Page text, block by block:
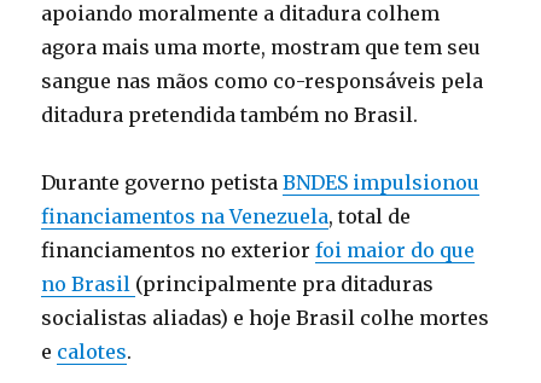
apoiando moralmente a ditadura colhem
agora mais uma morte, mostram que tem seu
sangue nas mãos como co-responsáveis pela
ditadura pretendida também no Brasil.
Durante governo petistaBNDES impulsionou
financiamentos na Venezuela, total de
financiamentos no exteriorfoi maior do que
no Brasil (principalmente pra ditaduras
socialistas aliadas) e hoje Brasil colhe mortes
e calotes.